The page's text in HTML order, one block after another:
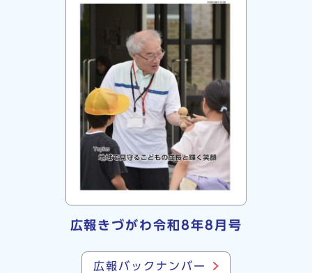
広報きづがわ令和8年8月号
広報バックナンバー